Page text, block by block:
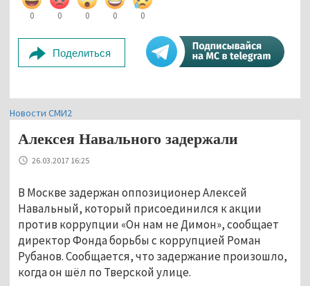
0 0 0 0 0
Поделиться
Новости СМИ2
Алексея Навального задержали
26.03.2017 16:25
В Москве задержан оппозиционер Алексей
Навальный, который присоединился к акции
против коррупции «Он нам не Димон», сообщает
директор Фонда борьбы с коррупцией Роман
Рубанов. Сообщается, что задержание произошло,
когда он шёл по Тверской улице.